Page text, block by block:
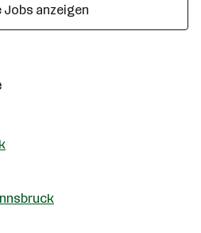
Jobs anzeigen